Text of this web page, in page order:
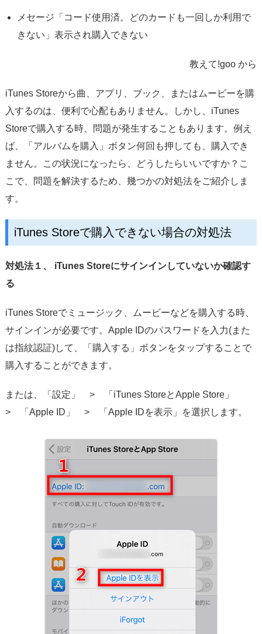
メセージ「コード使用済。どのカードも一回しか利用で
きない」表示され購入できない
教えて!goo から
iTunes Storeから曲、アプリ、ブック、またはムービーを購
入するのは、便利で心配もありません。しかし、iTunes
Storeで購入する時、問題が発生することもあります。例え
ば、「アルバムを購入」ボタン何回も押しても、購入でき
ません。この状況になったら、どうしたらいいですか？こ
こで、問題を解決するため、幾つかの対処法をご紹介しま
す。
iTunes Storeで購入できない場合の対処法
対処法１、 iTunes Storeにサインインしていないか確認す
る
iTunes Storeでミュージック、ムービーなどを購入する時、
サインインが必要です。Apple IDのパスワードを入力(また
は指紋認証)して、「購入する」ボタンをタップすることで
購入することができます。
または、「設定」 > 「iTunes StoreとApple Store」
> 「Apple ID」 > 「Apple IDを表示」を選択します。